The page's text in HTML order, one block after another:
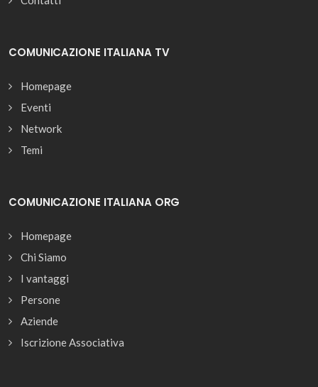
COMUNICAZIONE ITALIANA TV
Homepage
Eventi
Network
Temi
COMUNICAZIONE ITALIANA ORG
Homepage
Chi Siamo
I vantaggi
Persone
Aziende
Iscrizione Associativa